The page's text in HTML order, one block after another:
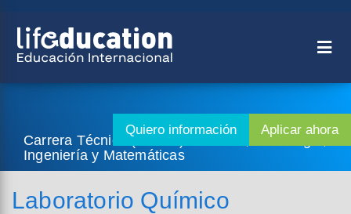
Carrera Técnica (2 años) - Ciencia, Tecnología,
Ingeniería y Matemáticas
Laboratorio Químico